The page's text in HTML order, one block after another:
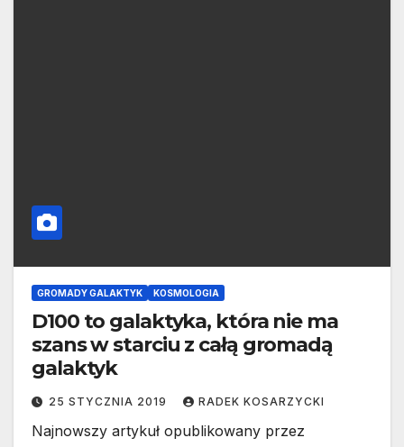
GROMADY GALAKTYK KOSMOLOGIA
D100 to galaktyka, która nie ma
szans w starciu z całą gromadą
galaktyk
25 STYCZNIA 2019 RADEK KOSARZYCKI
Najnowszy artykuł opublikowany przez